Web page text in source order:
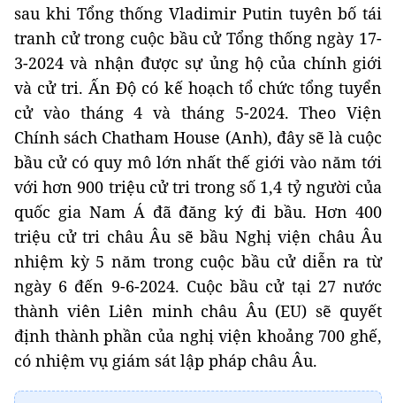
sau khi Tổng thống Vladimir Putin tuyên bố tái
tranh cử trong cuộc bầu cử Tổng thống ngày 17-
3-2024 và nhận được sự ủng hộ của chính giới
và cử tri. Ấn Độ có kế hoạch tổ chức tổng tuyển
cử vào tháng 4 và tháng 5-2024. Theo Viện
Chính sách Chatham House (Anh), đây sẽ là cuộc
bầu cử có quy mô lớn nhất thế giới vào năm tới
với hơn 900 triệu cử tri trong số 1,4 tỷ người của
quốc gia Nam Á đã đăng ký đi bầu. Hơn 400
triệu cử tri châu Âu sẽ bầu Nghị viện châu Âu
nhiệm kỳ 5 năm trong cuộc bầu cử diễn ra từ
ngày 6 đến 9-6-2024. Cuộc bầu cử tại 27 nước
thành viên Liên minh châu Âu (EU) sẽ quyết
định thành phần của nghị viện khoảng 700 ghế,
có nhiệm vụ giám sát lập pháp châu Âu.